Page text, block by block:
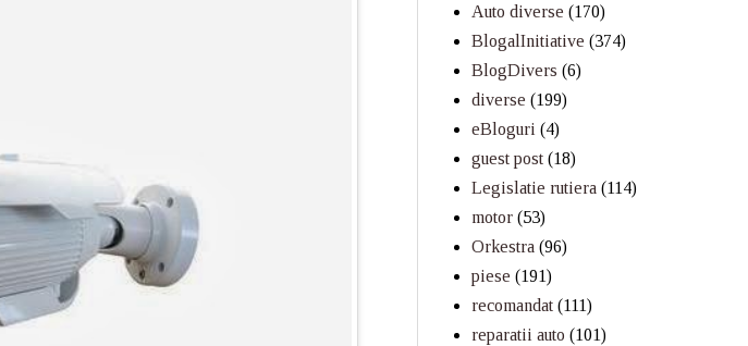
Auto diverse (170)
BlogalInitiative (374)
BlogDivers (6)
diverse (199)
eBloguri (4)
guest post (18)
Legislatie rutiera (114)
motor (53)
Orkestra (96)
piese (191)
recomandat (111)
reparatii auto (101)